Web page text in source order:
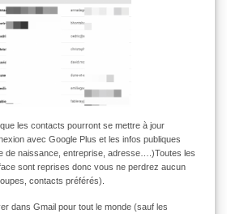
les contacts pourront se mettre à jour
avec Google Plus et les infos publiques
de naissance, entreprise, adresse….)Toutes les
sont reprises donc vous ne perdrez aucun
contacts préférés).
dans Gmail pour tout le monde (sauf les